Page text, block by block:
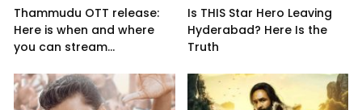
Thammudu OTT release:
Here is when and where
you can stream...
Is THIS Star Hero Leaving
Hyderabad? Here Is the
Truth